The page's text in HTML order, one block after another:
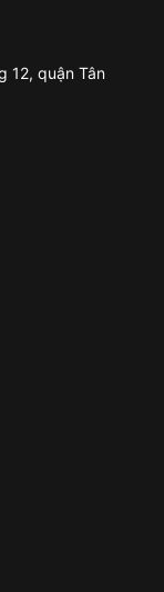
12, quận Tân